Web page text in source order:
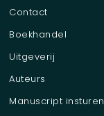
Contact
Boekhandel
Uitgeverij
Auteurs
Manuscript insturen